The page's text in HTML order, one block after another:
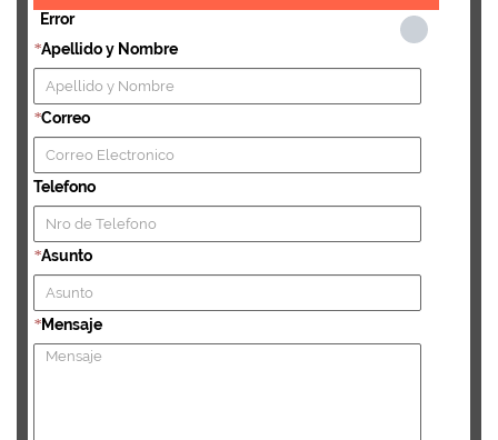
Error
*Apellido y Nombre
*Correo
Telefono
*Asunto
*Mensaje